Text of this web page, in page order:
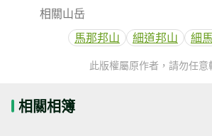
相關山岳
馬那邦山
細道邦山 細
此版權屬原作者，請勿任意
相關相簿